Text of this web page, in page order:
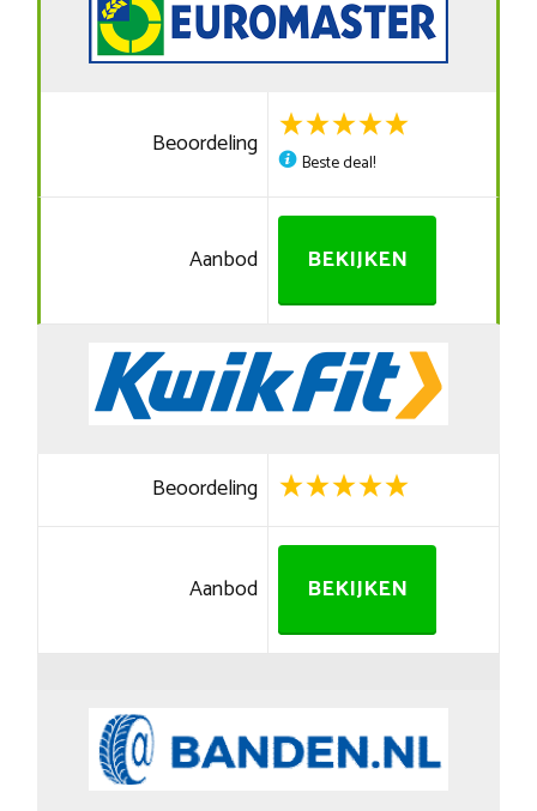
Beoordeling
Beste deal!
Aanbod BEKIJKEN
Beoordeling
Aanbod BEKIJKEN